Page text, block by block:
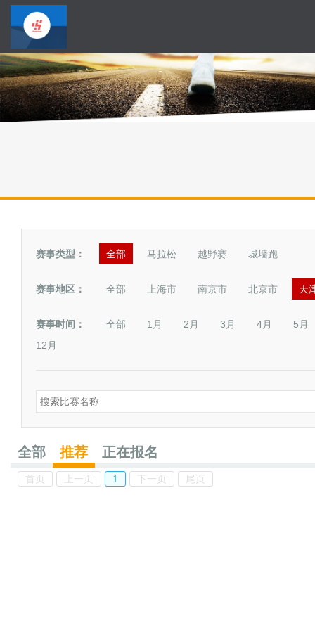
赛事类型： 全部 马拉松 越野赛 城墙跑
赛事地区： 全部 上海市 南京市 北京市 天
赛事时间： 全部 1月 2月 3月 4月
5月
12月
全部 推荐 正在报名
首页 上一页 1 下一页 尾页